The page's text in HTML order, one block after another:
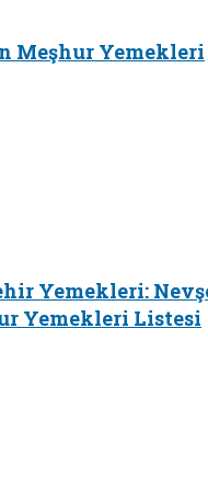
Meşhur Yemekleri
Yemekleri:
Yemekleri Listesi